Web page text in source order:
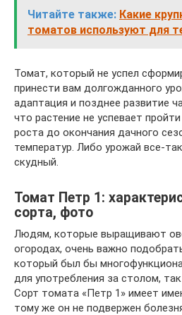
Читайте также: Какие
томатов используют для
Томат, который не успел
принести вам долгожданного
адаптация и позднее развитие
что растение не успевает
роста до окончания дачного
температур. Либо урожай все-
скудный.
Томат Петр 1:
сорта, фото
Людям, которые выращивают
огородах, очень важно
который был бы
для употребления за столом,
Сорт томата «Петр 1» имеет
тому же он не подвержен